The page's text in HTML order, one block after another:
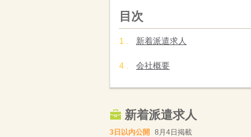
目次
新着派遣求人
会社概要
新着派遣求人
3日以内公開 8月4日掲載